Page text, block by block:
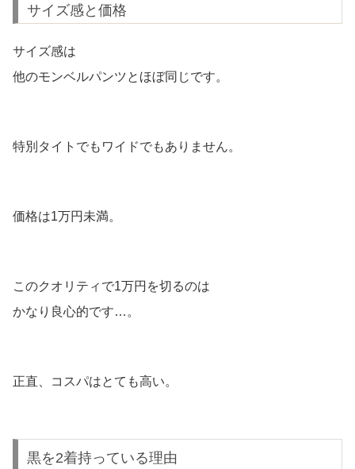
サイズ感と価格
サイズ感は
他のモンベルパンツとほぼ同じです。
特別タイトでもワイドでもありません。
価格は1万円未満。
このクオリティで1万円を切るのは
かなり良心的です…。
正直、コスパはとても高い。
黒を2着持っている理由